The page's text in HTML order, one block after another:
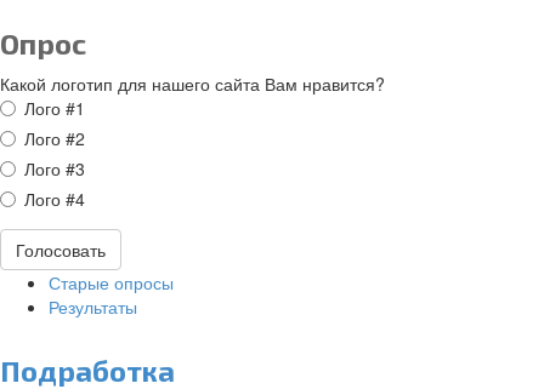
Опрос
Какой логотип для нашего сайта Вам нравится?
Варианты
Лого #1
Лого #2
Лого #3
Лого #4
Голосовать
Старые опросы
Результаты
Подработка